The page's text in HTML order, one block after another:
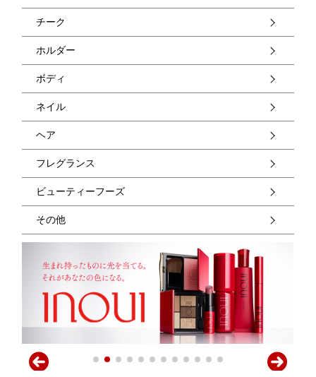
チーク
ホルダー
ボディ
ネイル
ヘア
フレグランス
ビューティーフーズ
その他